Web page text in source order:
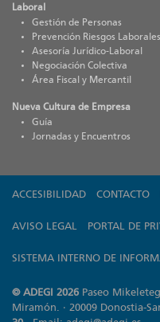
Laboral
Gestión de Personas
Prevención Riesgos Laborales
Asesoría Jurídico-Laboral
Negociación Colectiva
Área Fiscal y Mercantil
Nueva Cultura de Empresa
Guía
Jornadas y Encuentros
ACCESIBILIDAD CONTACTO
AVISO LEGAL PORTAL DE
SISTEMA INTERNO DE
© ADEGI 2026 Paseo
Miramón. · 20009 Donostia-